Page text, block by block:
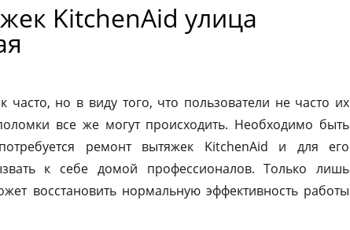
KitchenAid улица
часто, но в виду того, что пользователи не часто их
все же могут происходить. Необходимо быть
ремонт вытяжек KitchenAid и для его
к себе домой профессионалов. Только лишь
восстановить нормальную эффективность работы